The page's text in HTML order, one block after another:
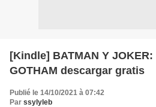
[Kindle] BATMAN Y JOKER:
GOTHAM descargar gratis
Publié le 14/10/2021 à 07:42
Par ssylyleb